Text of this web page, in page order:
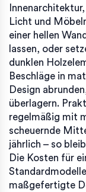
Innenarchitektur,
Licht und
einer hellen
lassen, oder
dunklen
Beschläge in
Design
überlagern.
regelmäßig mit
scheuernde
jährlich – so
Die Kosten für
maßgefertigte